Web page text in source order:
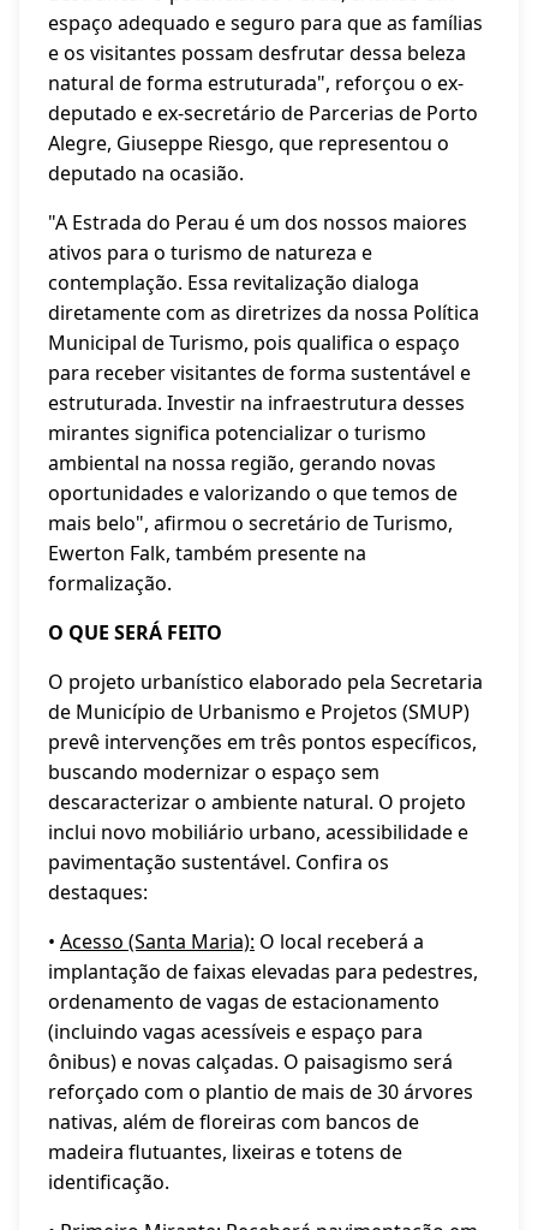
espaço adequado e seguro para que as famílias
e os visitantes possam desfrutar dessa beleza
natural de forma estruturada", reforçou o ex-
deputado e ex-secretário de Parcerias de Porto
Alegre, Giuseppe Riesgo, que representou o
deputado na ocasião.
"A Estrada do Perau é um dos nossos maiores
ativos para o turismo de natureza e
contemplação. Essa revitalização dialoga
diretamente com as diretrizes da nossa Política
Municipal de Turismo, pois qualifica o espaço
para receber visitantes de forma sustentável e
estruturada. Investir na infraestrutura desses
mirantes significa potencializar o turismo
ambiental na nossa região, gerando novas
oportunidades e valorizando o que temos de
mais belo", afirmou o secretário de Turismo,
Ewerton Falk, também presente na
formalização.
O QUE SERÁ FEITO
O projeto urbanístico elaborado pela Secretaria
de Município de Urbanismo e Projetos (SMUP)
prevê intervenções em três pontos específicos,
buscando modernizar o espaço sem
descaracterizar o ambiente natural. O projeto
inclui novo mobiliário urbano, acessibilidade e
pavimentação sustentável. Confira os
destaques:
• Acesso (Santa Maria): O local receberá a
implantação de faixas elevadas para pedestres,
ordenamento de vagas de estacionamento
(incluindo vagas acessíveis e espaço para
ônibus) e novas calçadas. O paisagismo será
reforçado com o plantio de mais de 30 árvores
nativas, além de floreiras com bancos de
madeira flutuantes, lixeiras e totens de
identificação.